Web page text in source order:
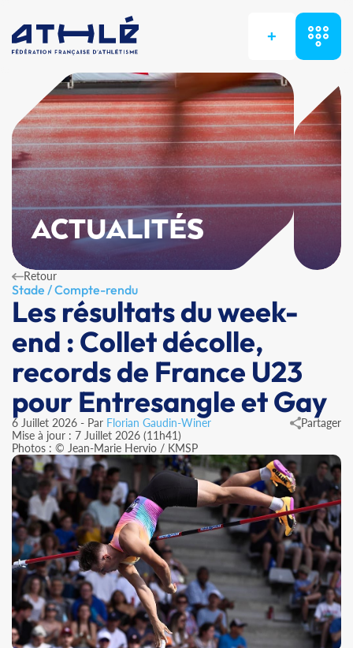
+
ACTUALITÉS
Retour
Stade / Compte-rendu
Les résultats du week-
end : Collet décolle,
records de France U23
pour Entresangle et Gay
6 Juillet 2026 - Par Florian Gaudin-Winer
Mise à jour : 7 Juillet 2026 (11h41)
Photos : © Jean-Marie Hervio / KMSP
Partager